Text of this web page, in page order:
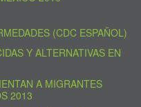
(CDC ESPAÑOL)
Y ALTERNATIVAS EN
A MIGRANTES
2013